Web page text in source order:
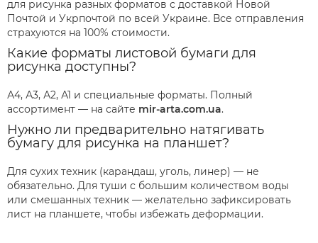
для рисунка разных форматов с доставкой Новой
Почтой и Укрпочтой по всей Украине. Все отправления
страхуются на 100% стоимости.
Какие форматы листовой бумаги для
рисунка доступны?
А4, А3, А2, А1 и специальные форматы. Полный
ассортимент — на сайте mir-arta.com.ua.
Нужно ли предварительно натягивать
бумагу для рисунка на планшет?
Для сухих техник (карандаш, уголь, линер) — не
обязательно. Для туши с большим количеством воды
или смешанных техник — желательно зафиксировать
лист на планшете, чтобы избежать деформации.